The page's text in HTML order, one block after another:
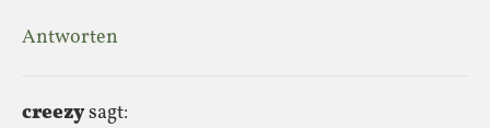
Antworten
creezysagt: